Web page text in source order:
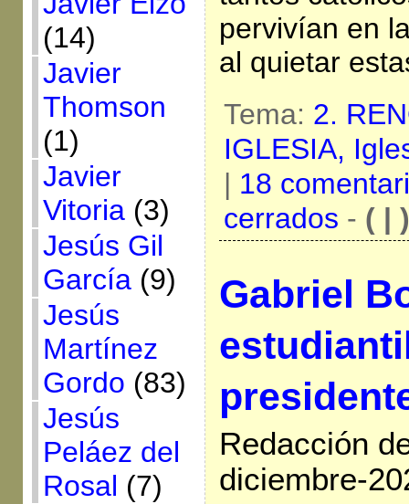
(14)
Javier
Thomson
(1)
Javier
Vitoria(3)
Jesús Gil
García(9)
Jesús
Martínez
Gordo (83)
Jesús
Peláez del
Rosal (7)
pervivían en
al quietar
Tema: 2.
IGLESIA,
| 18
cerrados - ( | )
Gabriel
Redacción
diciembre-